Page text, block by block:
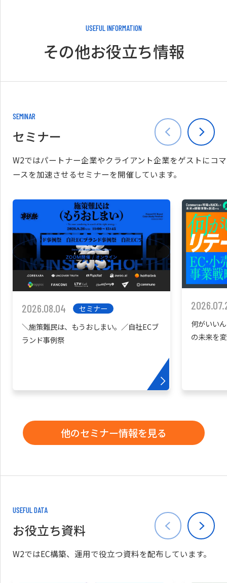
USEFUL INFORMATION
その他お役立ち情報
SEMINAR
セミナー
W2ではパートナー企業やクライアント企業をゲストにコマ
ースを加速させるセミナーを開催しています。
2026.08.04
セミナー
＼施策難民は、もうおしまい。／自社ECブ
ランド事例祭
何がいい
の未来を
他のセミナー情報を見る
USEFUL DATA
お役立ち資料
W2ではEC構築、運用で役立つ資料を配布しています。